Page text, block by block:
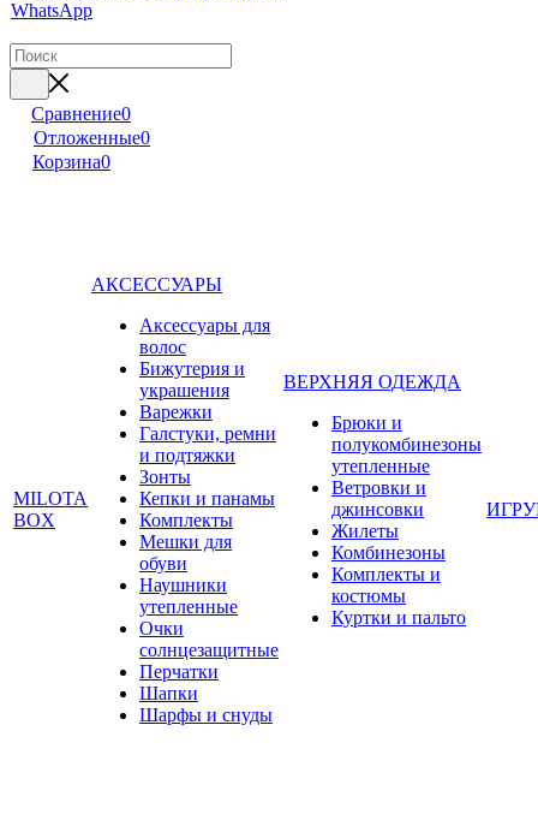
WhatsApp
Сравнение0
Отложенные0
Корзина0
MILOTA
BOX
АКСЕССУАРЫ
Аксессуары для
волос
Бижутерия и
украшения
Варежки
Галстуки, ремни
и подтяжки
Зонты
Кепки и панамы
Комплекты
Мешки для
обуви
Наушники
утепленные
Очки
солнцезащитные
Перчатки
Шапки
Шарфы и снуды
ВЕРХНЯЯ ОДЕЖДА
Брюки и
полукомбинезоны
утепленные
Ветровки и
джинсовки
Жилеты
Комбинезоны
Комплекты и
костюмы
Куртки и пальто